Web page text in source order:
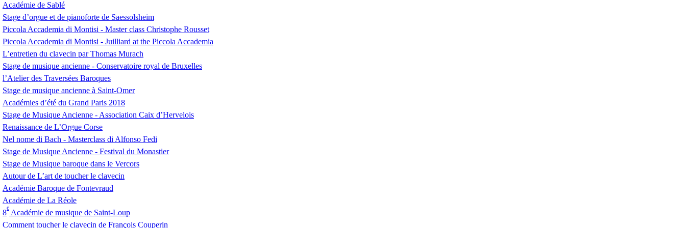
Académie de Sablé
Stage d’orgue et de pianoforte de Saessolsheim
Piccola Accademia di Montisi - Master class Christophe Rousset
Piccola Accademia di Montisi - Juilliard at the Piccola Accademia
L’entretien du clavecin par Thomas Murach
Stage de musique ancienne - Conservatoire royal de Bruxelles
l’Atelier des Traversées Baroques
Stage de musique ancienne à Saint-Omer
Académies d’été du Grand Paris 2018
Stage de Musique Ancienne - Association Caix d’Hervelois
Renaissance de L’Orgue Corse
Nel nome di Bach - Masterclass di Alfonso Fedi
Stage de Musique Ancienne - Festival du Monastier
Stage de Musique baroque dans le Vercors
Autour de L’art de toucher le clavecin
Académie Baroque de Fontevraud
Académie de La Réole
8
e
Académie de musique de Saint-Loup
Comment toucher le clavecin de François Couperin